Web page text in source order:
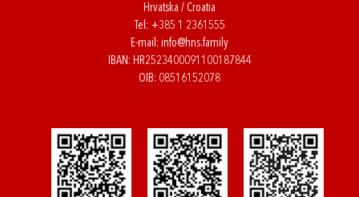
Hrvatska / Croatia
Tel: +385 1 2361555
E-mail: info@hns.family
IBAN: HR2523400091100187844
OIB: 08516152078